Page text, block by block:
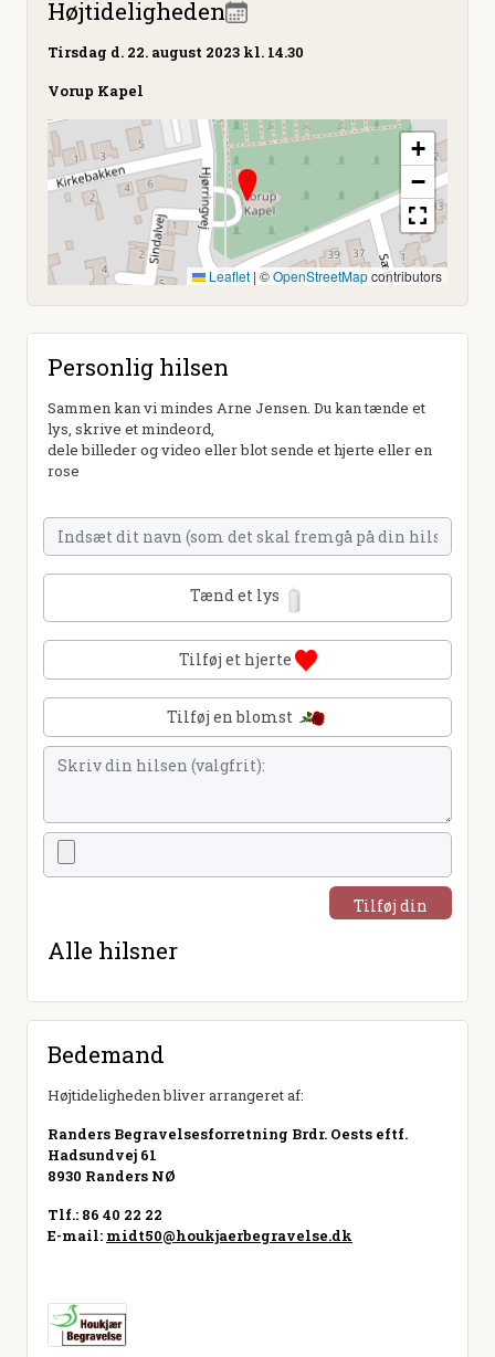
Højtideligheden
Tirsdag d. 22. august 2023 kl. 14.30
Vorup Kapel
+
−
Leaflet | ©OpenStreetMapcontributors
Personlig hilsen
Sammen kan vi mindes Arne Jensen. Du kan tænde et
lys, skrive et mindeord,
dele billeder og video eller blot sende et hjerte eller en
rose
Tænd et lys
Tilføj et hjerte
Tilføj en blomst
Tilføj din
Alle hilsner
Bedemand
Højtideligheden bliver arrangeret af:
Randers Begravelsesforretning Brdr. Oests eftf.
Hadsundvej 61
8930 Randers NØ
Tlf.: 86 40 22 22
E-mail: midt50@houkjaerbegravelse.dk